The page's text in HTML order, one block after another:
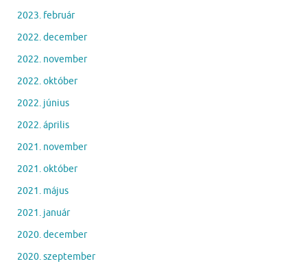
2023. február
2022. december
2022. november
2022. október
2022. június
2022. április
2021. november
2021. október
2021. május
2021. január
2020. december
2020. szeptember